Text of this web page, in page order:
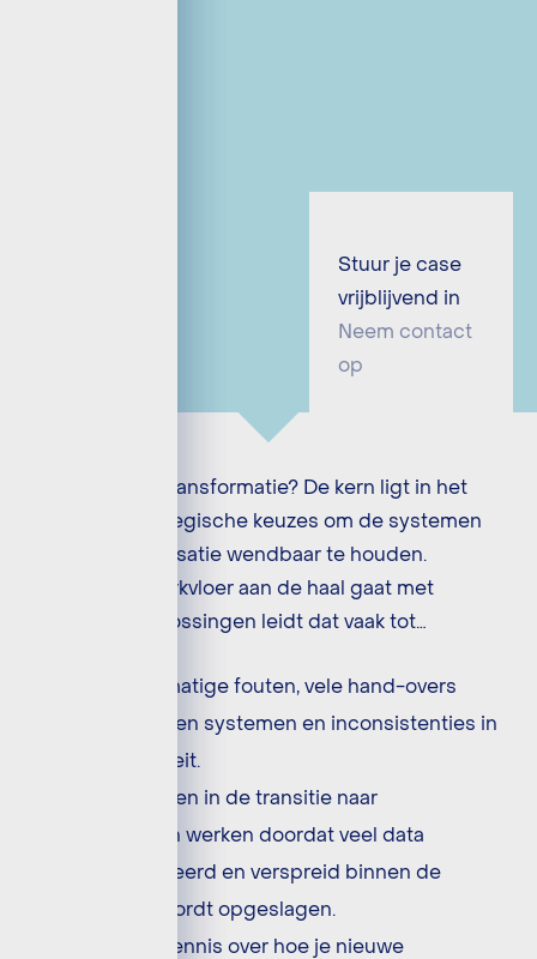
Stuur je case
vrijblijvend in
Neem contact
op
Wat is digitale transformatie? De kern ligt in het
maken van strategische keuzes om de systemen
binnen je organisatie wendbaar te houden.
Wanneer de werkvloer aan de haal gaat met
alternatieve oplossingen leidt dat vaak tot…
Tal van handmatige fouten, vele hand-overs
tussen rollen en systemen en inconsistenties in
de datakwaliteit.
Belemmeringen in de transitie naar
datagedreven werken doordat veel data
ongestructureerd en verspreid binnen de
organisatie wordt opgeslagen.
Gebrek aan kennis over hoe je nieuwe